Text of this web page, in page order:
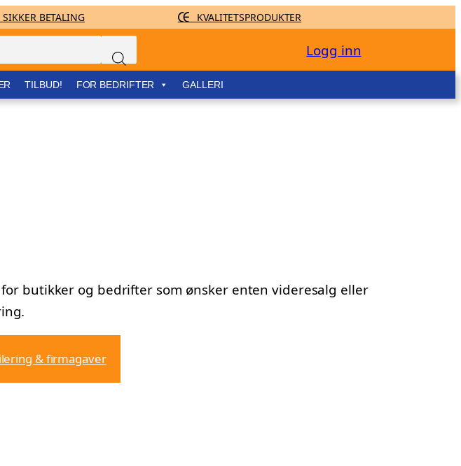
BETALING KVALITETSPRODUKTER
Logg inn
TILBUD! FOR BEDRIFTER GALLERI
butikker og bedrifter som ønsker enten videresalg eller
& firmagaver